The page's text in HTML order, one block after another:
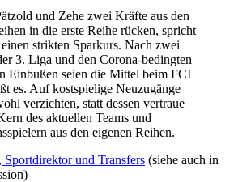
und Zehe zwei Kräfte aus den
in die erste Reihe rücken, spricht
strikten Sparkurs. Nach zwei
3. Liga und den Corona-bedingten
Einbußen seien die Mittel beim FCI
es. Auf kostspielige Neuzugänge
verzichten, statt dessen vertraue
des aktuellen Teams und
aus den eigenen Reihen.
und Transfers (siehe auch in